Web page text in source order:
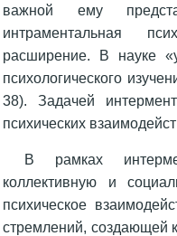
важной ему
интраментальная
расширение. В науке
психологического
38). Задачей
психических
В рамках
коллективную и
психическое
стремлений, создающей